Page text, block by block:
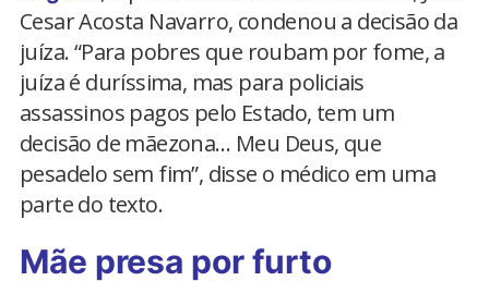
Cesar Acosta Navarro, condenou a decisão da
juíza. “Para pobres que roubam por fome, a
juíza é duríssima, mas para policiais
assassinos pagos pelo Estado, tem um
decisão de mãezona… Meu Deus, que
pesadelo sem fim”, disse o médico em uma
parte do texto.
Mãe presa por furto